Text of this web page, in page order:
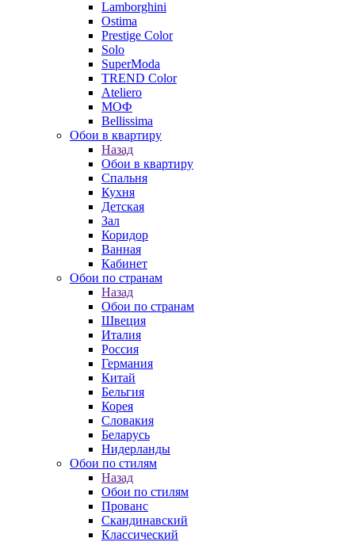
Lamborghini
Ostima
Prestige Color
Solo
SuperModa
TREND Color
Ateliero
МОФ
Bellissima
Обои в квартиру
Назад
Обои в квартиру
Спальня
Кухня
Детская
Зал
Коридор
Ванная
Кабинет
Обои по странам
Назад
Обои по странам
Швеция
Италия
Россия
Германия
Китай
Бельгия
Корея
Словакия
Беларусь
Нидерланды
Обои по стилям
Назад
Обои по стилям
Прованс
Скандинавский
Классический